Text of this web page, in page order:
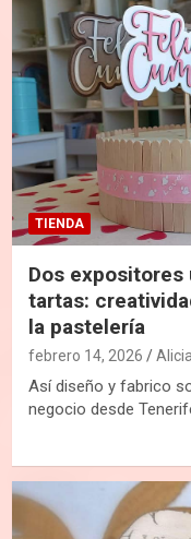
TIENDA
Dos
tartas:
la pastelería
febrero 14, 2026
Así diseño y fabrico
negocio desde